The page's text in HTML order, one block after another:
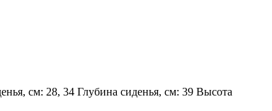
см: 28, 34 Глубина сиденья, см: 39 Высота